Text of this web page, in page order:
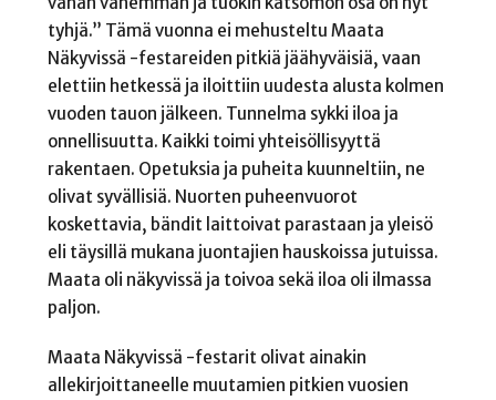
tyhjä.” Tämä vuonna ei mehusteltu Maata
Näkyvissä -festareiden pitkiä jäähyväisiä, vaan
elettiin hetkessä ja iloittiin uudesta alusta kolmen
vuoden tauon jälkeen. Tunnelma sykki iloa ja
onnellisuutta. Kaikki toimi yhteisöllisyyttä
rakentaen. Opetuksia ja puheita kuunneltiin, ne
olivat syvällisiä. Nuorten puheenvuorot
koskettavia, bändit laittoivat parastaan ja yleisö
eli täysillä mukana juontajien hauskoissa jutuissa.
Maata oli näkyvissä ja toivoa sekä iloa oli ilmassa
paljon.
Maata Näkyvissä -festarit olivat ainakin
allekirjoittaneelle muutamien pitkien vuosien